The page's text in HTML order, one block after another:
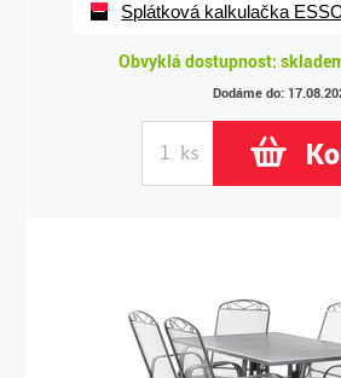
Splátková kalkulačka
Obvyklá dostupnost:
Dodáme do: